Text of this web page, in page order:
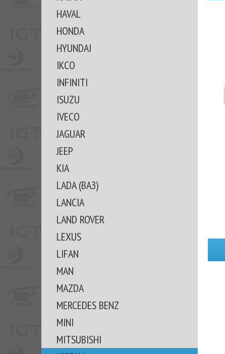
HAVAL
HONDA
HYUNDAI
IKCO
INFINITI
ISUZU
IVECO
JAGUAR
JEEP
KIA
LADA (ВАЗ)
LANCIA
LAND ROVER
LEXUS
LIFAN
MAN
MAZDA
MERCEDES BENZ
MINI
MITSUBISHI